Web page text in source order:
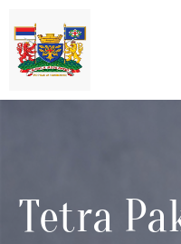
Насловна
Процена
утицаја
Tetra